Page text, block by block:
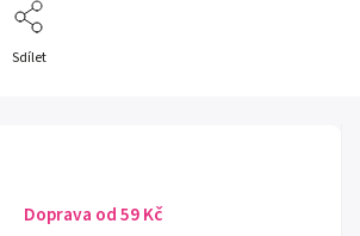
Sdílet
Doprava od 59 Kč